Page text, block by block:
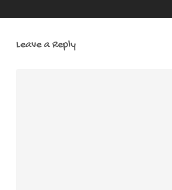
Leave a Reply